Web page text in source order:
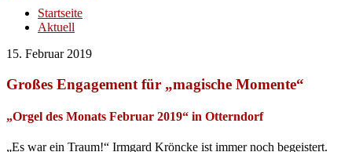
Startseite
Aktuell
15. Februar 2019
Großes Engagement für „magische Momente“
„Orgel des Monats Februar 2019“ in Otterndorf
„Es war ein Traum!“ Irmgard Kröncke ist immer noch begeistert.